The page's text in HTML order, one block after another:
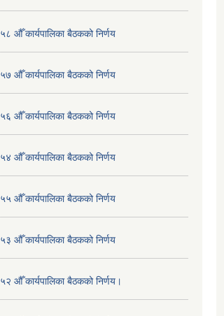
५८ औँ कार्यपालिका बैठकको निर्णय
५७ औँ कार्यपालिका बैठकको निर्णय
५६ औँ कार्यपालिका बैठकको निर्णय
५४ औँ कार्यपालिका बैठकको निर्णय
५५ औँ कार्यपालिका बैठकको निर्णय
५३ औँ कार्यपालिका बैठकको निर्णय
५२ औँ कार्यपालिका बैठकको निर्णय।